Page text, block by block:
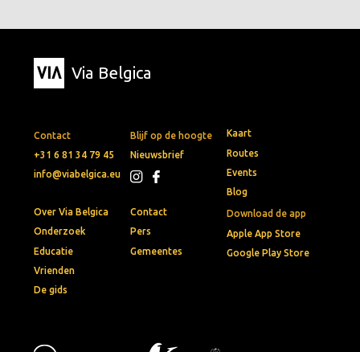
Via Belgica
Contact
+31 6 81 34 79 45
info@viabelgica.eu
Blijf op de hoogte
Nieuwsbrief
Download de app
Apple App Store
Google Play Store
Kaart
Routes
Events
Blog
Over Via Belgica
Onderzoek
Educatie
Vrienden
De gids
Contact
Pers
Gemeentes